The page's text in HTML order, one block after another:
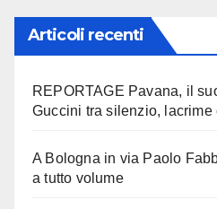
Articoli recenti
REPORTAGE Pavana, il
Guccini tra silenzio, lacrime
A Bologna in via Paolo
a tutto volume